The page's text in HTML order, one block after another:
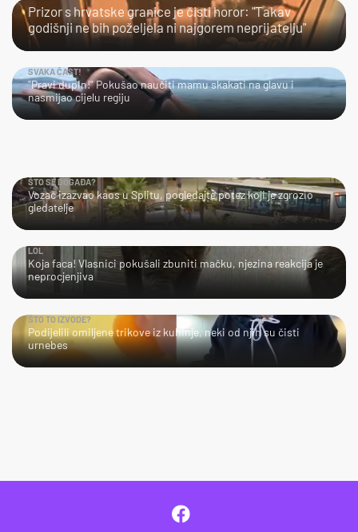
Prizor s hrvatske granice je čisti horor: "Takav
godišnji ne bih poželjela ni najgorem neprijatelju"
SVAKA ČAST!
"Pravi dupin!" Pokušao naučiti mamu skakati na glavu i
nasmijao cijelu regiju
ŠTO SE DOGAĐA?
Vozač izazvao kaos u Splitu, pogledajte potez koji je zgrozio
gledatelje
LOL
Koja faca! Vlasnici pokušali zbuniti mačku, njezina reakcija je
neprocjenjiva
ŠTO TO IZVODE?
Podijelili omiljene trikove iz kuhinje, neki od njih su čisti
urnebes